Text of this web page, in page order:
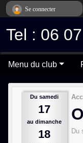
Tel : 06
Menu du club
Du samedi
17
au dimanche
18 Du
Se connecter
Panneau de gestion